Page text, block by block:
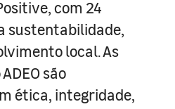
com 24
sustentabilidade,
local. As
são
ética, integridade,